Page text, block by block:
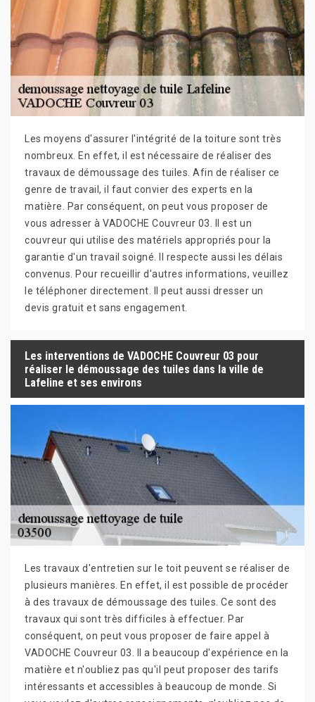
Les moyens d'assurer l'intégrité de la toiture sont très
nombreux. En effet, il est nécessaire de réaliser des
travaux de démoussage des tuiles. Afin de réaliser ce
genre de travail, il faut convier des experts en la
matière. Par conséquent, on peut vous proposer de
vous adresser à VADOCHE Couvreur 03. Il est un
couvreur qui utilise des matériels appropriés pour la
garantie d'un travail soigné. Il respecte aussi les délais
convenus. Pour recueillir d'autres informations, veuillez
le téléphoner directement. Il peut aussi dresser un
devis gratuit et sans engagement.
Les interventions de VADOCHE Couvreur 03 pour
réaliser le démoussage des tuiles dans la ville de
Lafeline et ses environs
Les travaux d'entretien sur le toit peuvent se réaliser de
plusieurs manières. En effet, il est possible de procéder
à des travaux de démoussage des tuiles. Ce sont des
travaux qui sont très difficiles à effectuer. Par
conséquent, on peut vous proposer de faire appel à
VADOCHE Couvreur 03. Il a beaucoup d'expérience en la
matière et n'oubliez pas qu'il peut proposer des tarifs
intéressants et accessibles à beaucoup de monde. Si